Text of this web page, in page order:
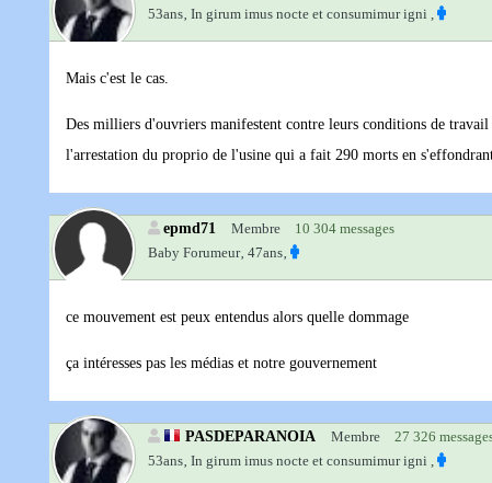
53ans‚ In girum imus nocte et consumimur igni ,
Mais c'est le cas.
Des milliers d'ouvriers manifestent contre leurs conditions de
l'arrestation du proprio de l'usine qui a fait 290 morts en
epmd71 Membre
10 304 messages
Baby Forumeur‚ 47ans‚
ce mouvement est peux entendus alors quelle dommage
ça intéresses pas les médias et notre gouvernement
PASDEPARANOIA Membre 27 326
53ans‚ In girum imus nocte et consumimur igni ,